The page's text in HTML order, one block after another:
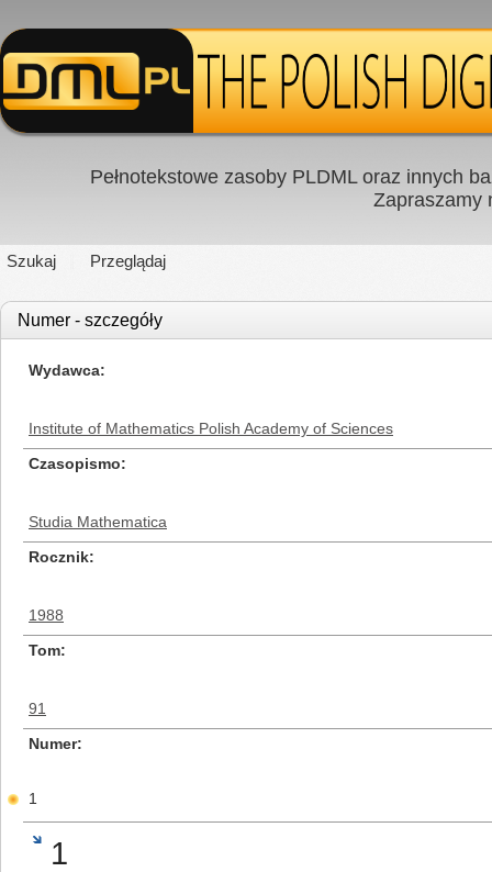
Pełnotekstowe zasoby PLDML oraz innych
Zapraszamy
Szukaj Przeglądaj
Numer - szczegóły
Wydawca
Institute of Mathematics Polish Academy of Sciences
Czasopismo
Studia Mathematica
Rocznik
1988
Tom
91
Numer
1
1